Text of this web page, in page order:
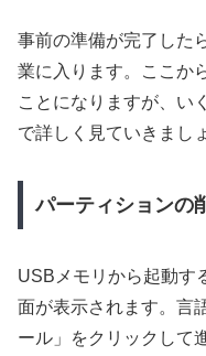
事前の準備が完了した
業に入ります。ここか
ことになりますが、い
で詳しく見ていきまし
パーティションの
USBメモリから起動す
面が表示されます。言
ール」をクリックして